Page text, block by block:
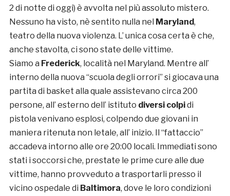
2 di notte di oggi) è avvolta nel più assoluto mistero.
Nessuno ha visto, nè sentito nulla nel Maryland,
teatro della nuova violenza. L’ unica cosa certa è che,
anche stavolta, ci sono state delle vittime.
Siamo a Frederick, località nel Maryland. Mentre all’
interno della nuova “scuola degli orrori” si giocava una
partita di basket alla quale assistevano circa 200
persone, all’ esterno dell’ istituto diversi colpidi
pistola venivano esplosi, colpendo due giovani in
maniera ritenuta non letale, all’ inizio. Il “fattaccio”
accadeva intorno alle ore 20:00 locali. Immediati sono
stati i soccorsi che, prestate le prime cure alle due
vittime, hanno provveduto a trasportarli presso il
vicino ospedale di Baltimora, dove le loro condizioni